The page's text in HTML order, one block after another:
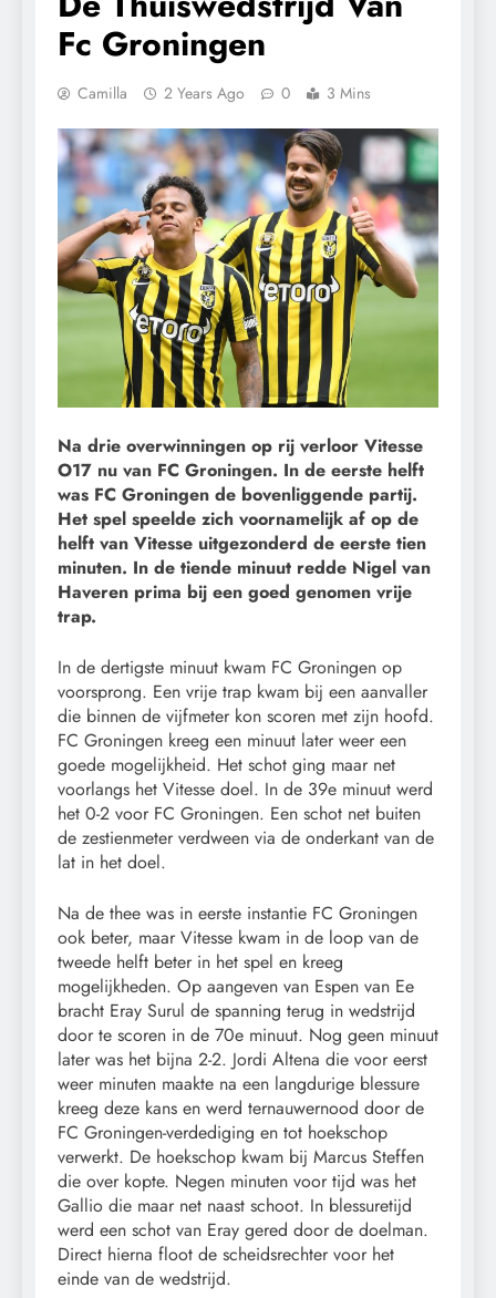
Fc Groningen
Camilla 2 Years Ago 0 3 Mins
Na drie overwinningen op rij verloor Vitesse
O17 nu van FC Groningen. In de eerste helft
was FC Groningen de bovenliggende partij.
Het spel speelde zich voornamelijk af op de
helft van Vitesse uitgezonderd de eerste tien
minuten. In de tiende minuut redde Nigel van
Haveren prima bij een goed genomen vrije
trap.
In de dertigste minuut kwam FC Groningen op
voorsprong. Een vrije trap kwam bij een aanvaller
die binnen de vijfmeter kon scoren met zijn hoofd.
FC Groningen kreeg een minuut later weer een
goede mogelijkheid. Het schot ging maar net
voorlangs het Vitesse doel. In de 39e minuut werd
het 0-2 voor FC Groningen. Een schot net buiten
de zestienmeter verdween via de onderkant van de
lat in het doel.
Na de thee was in eerste instantie FC Groningen
ook beter, maar Vitesse kwam in de loop van de
tweede helft beter in het spel en kreeg
mogelijkheden. Op aangeven van Espen van Ee
bracht Eray Surul de spanning terug in wedstrijd
door te scoren in de 70e minuut. Nog geen minuut
later was het bijna 2-2. Jordi Altena die voor eerst
weer minuten maakte na een langdurige blessure
kreeg deze kans en werd ternauwernood door de
FC Groningen-verdediging en tot hoekschop
verwerkt. De hoekschop kwam bij Marcus Steffen
die over kopte. Negen minuten voor tijd was het
Gallio die maar net naast schoot. In blessuretijd
werd een schot van Eray gered door de doelman.
Direct hierna floot de scheidsrechter voor het
einde van de wedstrijd.